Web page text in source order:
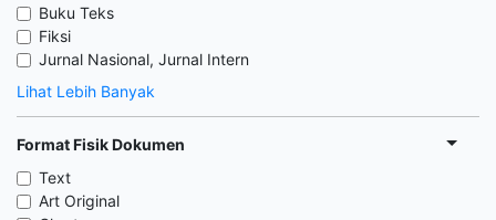
Buku Teks
Fiksi
Jurnal Nasional, Jurnal Intern
Lihat Lebih Banyak
Format Fisik Dokumen
Text
Art Original